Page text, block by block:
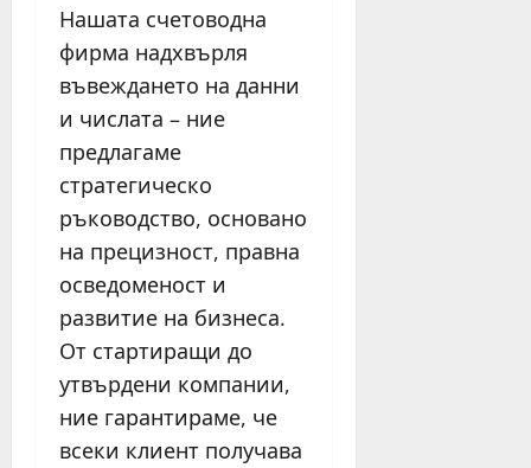
Нашата счетоводна
фирма надхвърля
въвеждането на данни
и числата – ние
предлагаме
стратегическо
ръководство, основано
на прецизност, правна
осведоменост и
развитие на бизнеса.
От стартиращи до
утвърдени компании,
ние гарантираме, че
всеки клиент получава